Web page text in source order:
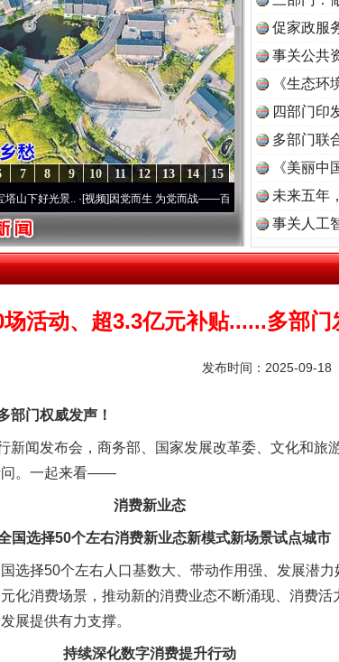
15
14
13
12
11
10
9
8
7
景..·[视频]因党而生 为党而战——百年“纪”事⑧加强纪律..·[视频]牢记
促家政服
事关公共
《生态
读
四部门印
多部门联
《美丽中
未来五年
事关人工
场活动、超3.3亿元补贴......多部门
发布时间：2025-09-18
门权威发声！
闻发布会，商务部、国家发展改革委、文化和旅
问。一起来看——
消费新业态
国选择50个左右消费新业态新模式新场景试点城市
择50个左右人口基数大、带动作用强、发展潜力
化消费场景，推动新的消费业态不断涌现、消费
展提供有力支撑。
持续深化数字消费提升行动